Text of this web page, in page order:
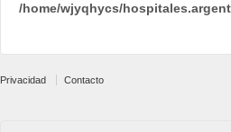
/home/wjyqhycs/
Privacidad Contacto